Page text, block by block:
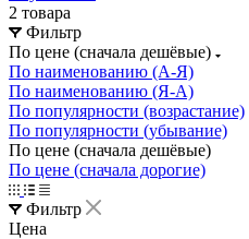
2 товара
Фильтр
По цене (сначала дешёвые)
По наименованию (А-Я)
По наименованию (Я-А)
По популярности (возрастание)
По популярности (убывание)
По цене (сначала дешёвые)
По цене (сначала дорогие)
Фильтр
Цена